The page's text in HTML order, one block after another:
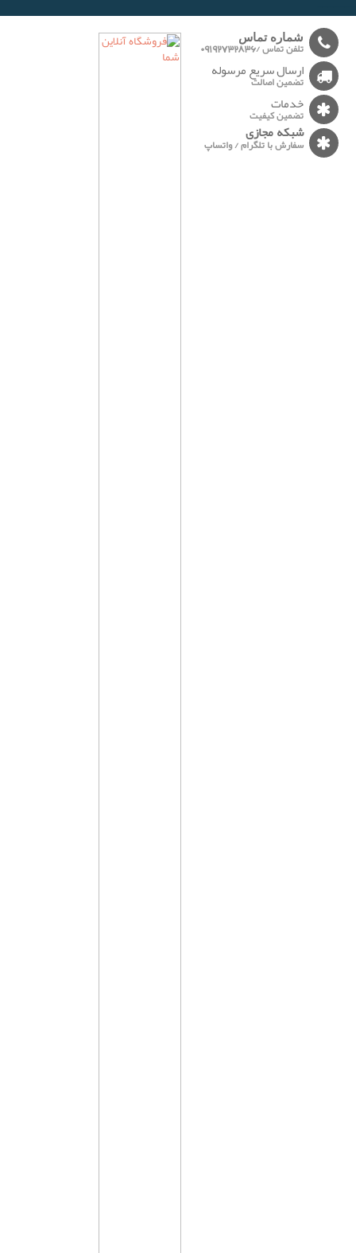
شماره تماس
تلفن تماس /09192732836
ارسال سریع مرسوله
تضمین اصالت
خدمات
تضمین کیفیت
شبکه مجازی
سفارش با تلگرام / واتساپ